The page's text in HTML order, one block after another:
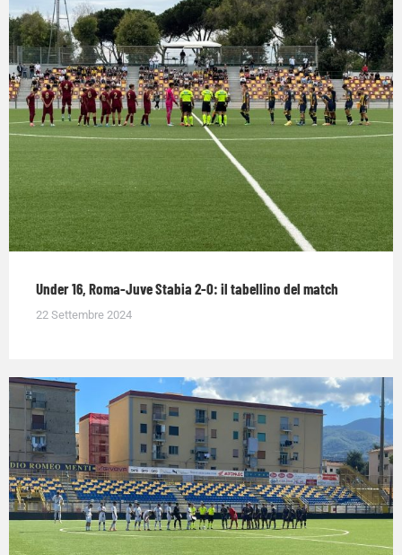
Under 16, Roma-Juve Stabia 2-0: il tabellino del match
22 Settembre 2024